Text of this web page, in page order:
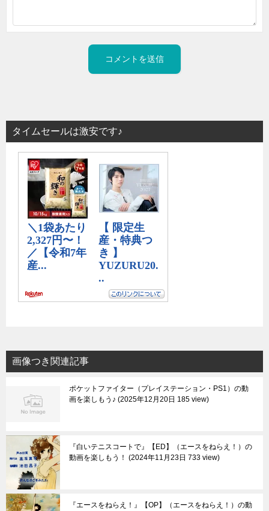
タイムセールは激安です♪
画像つき関連記事
ポケットファイター（プレイステーション・PS1）の動
画を楽しもう♪ 2025年12月20日 185 view
『白いテニスコートで』【ED】（エースをねらえ！）の
動画を楽しもう！
2024年11月23日 733 view
『エースをねらえ！』【OP】（エースをねらえ！）の動